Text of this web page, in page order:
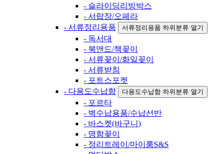
- 슬라이딩리빙박스
- 서랍장/오페라
- 서류정리용품
서류정리용품 하위분류 열기
- 독서대
- 북앤드/책꽂이
- 서류꽂이/화일꽂이
- 서류받침
- 포트스포켓
- 다용도수납함
다용도수납함 하위분류 열기
- 포르타
- 벽수납용품/수납선반
- 바스켓(바구니)
- 명함꽂이
- 정리트레이/마이룸S&S